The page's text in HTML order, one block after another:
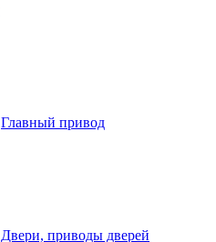
Главный привод
Двери, приводы дверей